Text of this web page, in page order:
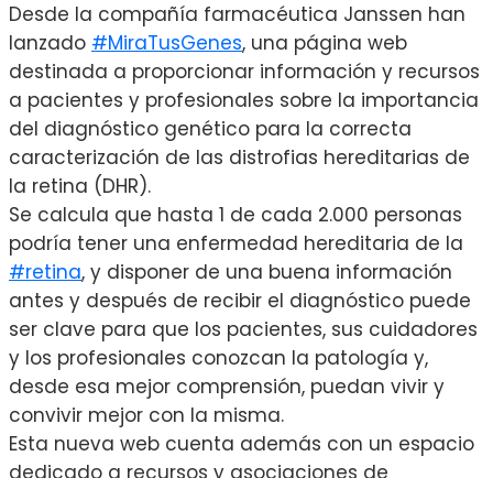
Desde la compañía farmacéutica Janssen han
lanzado #MiraTusGenes, una página web
destinada a proporcionar información y recursos
a pacientes y profesionales sobre la importancia
del diagnóstico genético para la correcta
caracterización de las distrofias hereditarias de
la retina (DHR).
Se calcula que hasta 1 de cada 2.000 personas
podría tener una enfermedad hereditaria de la
#retina, y disponer de una buena información
antes y después de recibir el diagnóstico puede
ser clave para que los pacientes, sus cuidadores
y los profesionales conozcan la patología y,
desde esa mejor comprensión, puedan vivir y
convivir mejor con la misma.
Esta nueva web cuenta además con un espacio